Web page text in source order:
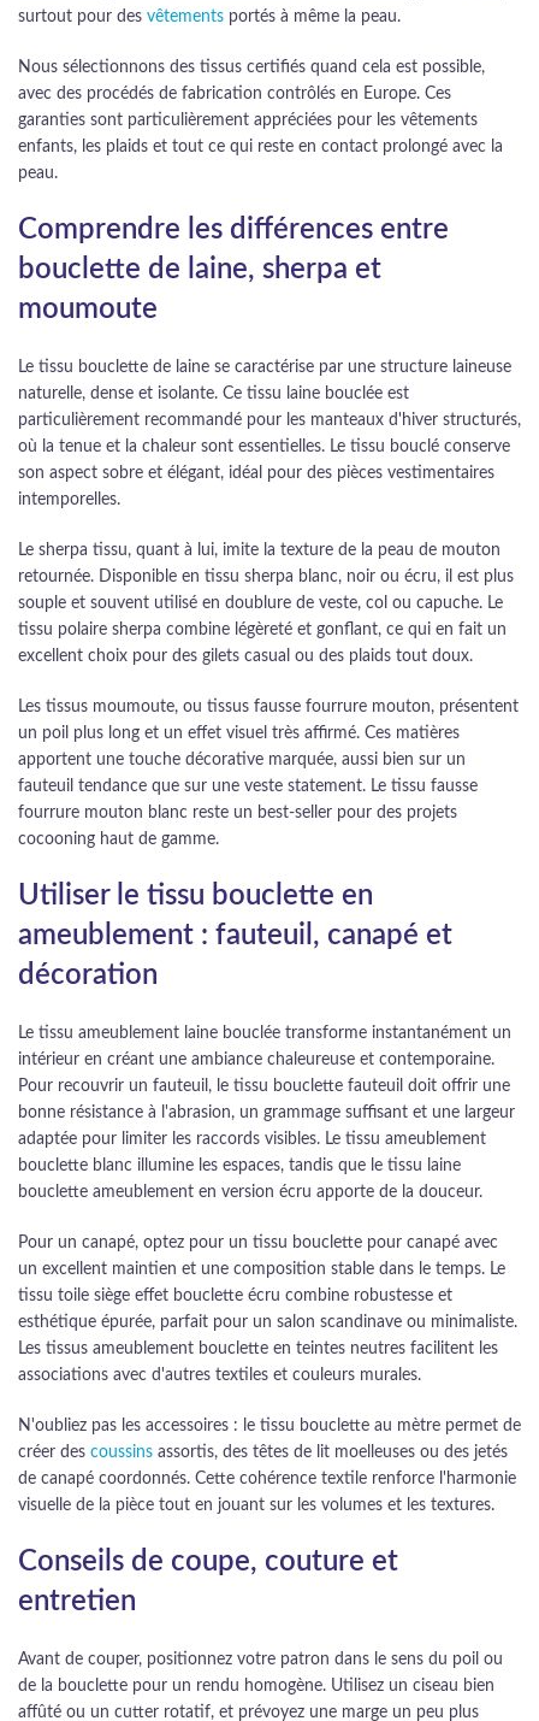
surtout pour des vêtements portés à même la peau.
Nous sélectionnons des tissus certifiés quand cela est possible,
avec des procédés de fabrication contrôlés en Europe. Ces
garanties sont particulièrement appréciées pour les vêtements
enfants, les plaids et tout ce qui reste en contact prolongé avec la
peau.
Comprendre les différences entre
bouclette de laine, sherpa et
moumoute
Le tissu bouclette de laine se caractérise par une structure laineuse
naturelle, dense et isolante. Ce tissu laine bouclée est
particulièrement recommandé pour les manteaux d'hiver structurés,
où la tenue et la chaleur sont essentielles. Le tissu bouclé conserve
son aspect sobre et élégant, idéal pour des pièces vestimentaires
intemporelles.
Le sherpa tissu, quant à lui, imite la texture de la peau de mouton
retournée. Disponible en tissu sherpa blanc, noir ou écru, il est plus
souple et souvent utilisé en doublure de veste, col ou capuche. Le
tissu polaire sherpa combine légèreté et gonflant, ce qui en fait un
excellent choix pour des gilets casual ou des plaids tout doux.
Les tissus moumoute, ou tissus fausse fourrure mouton, présentent
un poil plus long et un effet visuel très affirmé. Ces matières
apportent une touche décorative marquée, aussi bien sur un
fauteuil tendance que sur une veste statement. Le tissu fausse
fourrure mouton blanc reste un best-seller pour des projets
cocooning haut de gamme.
Utiliser le tissu bouclette en
ameublement : fauteuil, canapé et
décoration
Le tissu ameublement laine bouclée transforme instantanément un
intérieur en créant une ambiance chaleureuse et contemporaine.
Pour recouvrir un fauteuil, le tissu bouclette fauteuil doit offrir une
bonne résistance à l'abrasion, un grammage suffisant et une largeur
adaptée pour limiter les raccords visibles. Le tissu ameublement
bouclette blanc illumine les espaces, tandis que le tissu laine
bouclette ameublement en version écru apporte de la douceur.
Pour un canapé, optez pour un tissu bouclette pour canapé avec
un excellent maintien et une composition stable dans le temps. Le
tissu toile siège effet bouclette écru combine robustesse et
esthétique épurée, parfait pour un salon scandinave ou minimaliste.
Les tissus ameublement bouclette en teintes neutres facilitent les
associations avec d'autres textiles et couleurs murales.
N'oubliez pas les accessoires : le tissu bouclette au mètre permet de
créer des coussins assortis, des têtes de lit moelleuses ou des jetés
de canapé coordonnés. Cette cohérence textile renforce l'harmonie
visuelle de la pièce tout en jouant sur les volumes et les textures.
Conseils de coupe, couture et
entretien
Avant de couper, positionnez votre patron dans le sens du poil ou
de la bouclette pour un rendu homogène. Utilisez un ciseau bien
affûté ou un cutter rotatif, et prévoyez une marge un peu plus